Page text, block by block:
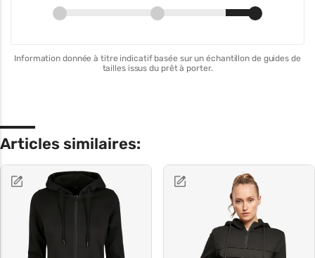
Information donnée à titre indicatif basée sur un échantillon de guides de
tailles issus du prêt à porter.
Articles similaires: